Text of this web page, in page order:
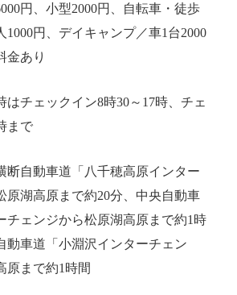
円、小型2000円、自転車・徒歩
1000円、デイキャンプ／車1台2000
金あり
はチェックイン8時30～17時、チェ
まで
断自動車道「八千穂高原インター
原湖高原まで約20分、中央自動車
チェンジから松原湖高原まで約1時
動車道「小淵沢インターチェン
原まで約1時間